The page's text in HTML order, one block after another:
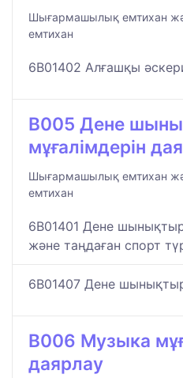
Шығармашылық емтихан
емтихан
6B01402 Алғашқы
B005 Дене
мұғалімдерін
Шығармашылық емтихан
емтихан
6B01401 Дене
және таңдаған спорт
6B01407 Дене
B006 Музыка
даярлау